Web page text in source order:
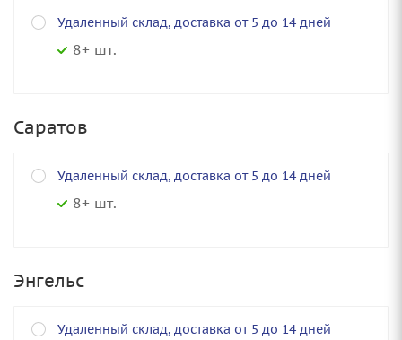
Удаленный склад, доставка от 5 до 14 дней
8+ шт.
Саратов
Удаленный склад, доставка от 5 до 14 дней
8+ шт.
Энгельс
Удаленный склад, доставка от 5 до 14 дней